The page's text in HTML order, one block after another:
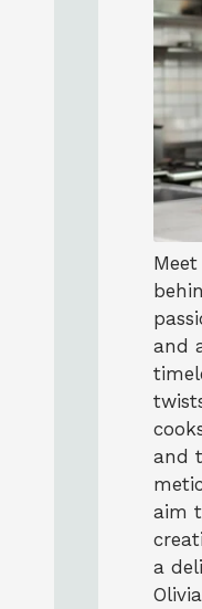
Meet
and
and
aim
a